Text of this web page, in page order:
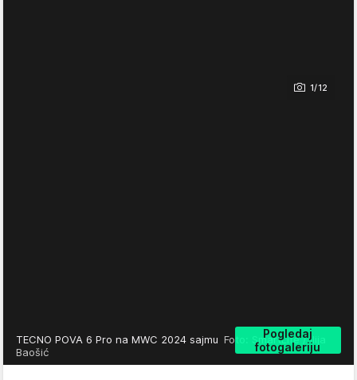
1/12
Pogledaj
fotogaleriju
TECNO POVA 6 Pro na MWC 2024 sajmu Foto: SmartLife / Ilija
Baošić